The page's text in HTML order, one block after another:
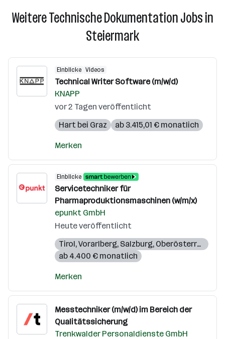
Weitere Technische Dokumentation Jobs in
Steiermark
Einblicke Videos
Technical Writer Software (m/w/d)
KNAPP
vor 2 Tagen veröffentlicht
Hart bei Graz
ab 3.415,01 € monatlich
Merken
Einblicke
Servicetechniker für
Pharmaproduktionsmaschinen (w/m/x)
epunkt GmbH
Heute veröffentlicht
Tirol,Vorarlberg, Salzburg, Oberösterreich
ab 4.400 € monatlich
Merken
Messtechniker (m/w/d) im Bereich der
Qualitätssicherung
Trenkwalder Personaldienste GmbH